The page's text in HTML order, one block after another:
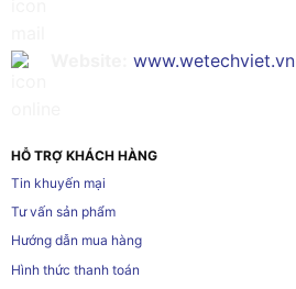
www.wetechviet.vn
HỖ TRỢ KHÁCH HÀNG
Tin khuyến mại
Tư vấn sản phẩm
Hướng dẫn mua hàng
Hình thức thanh toán